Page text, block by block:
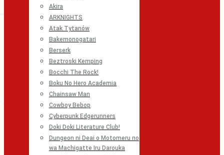
Akira
ARKNIGHTS
Atak Tytanów
Bakemonogatari
Berserk
Beztroski Kemping
Bocchi The Rock!
Boku No Hero Academia
Chainsaw Man
Cowboy Bebop
Cyberpunk Edgerunners
Doki Doki Literature Club!
Dungeon ni Deai o Motomeru no
wa Machigatte Iru Darouka